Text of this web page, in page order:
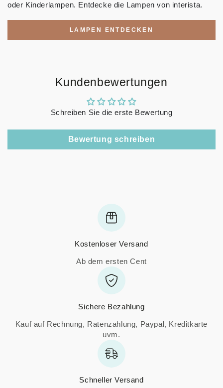
oder Kinderlampen. Entdecke die Lampen von interista.
LAMPEN ENTDECKEN
Kundenbewertungen
Schreiben Sie die erste Bewertung
Bewertung schreiben
Kostenloser Versand
Ab dem ersten Cent
Sichere Bezahlung
Kauf auf Rechnung, Ratenzahlung, Paypal, Kreditkarte
uvm.
Schneller Versand